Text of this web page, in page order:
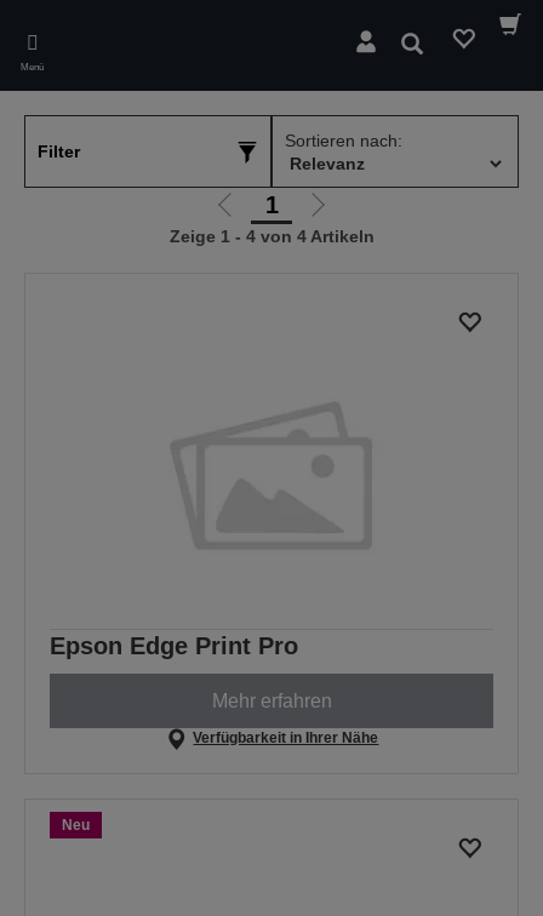
main
content
Menü
Suchen
Filter
Sortieren nach:
Zur
vorherigen
1
Zur
nächsten
Zeige 1 - 4 von 4 Artikeln
Epson Edge Print Pro
Mehr erfahren
Verfügbarkeit in Ihrer Nähe
Neu